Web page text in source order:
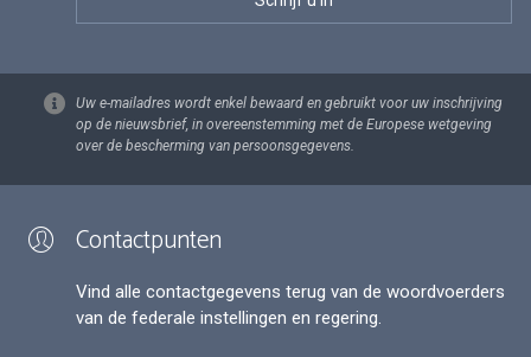
Uw e-mailadres wordt enkel bewaard en gebruikt voor uw inschrijving
op de nieuwsbrief, in overeenstemming met de Europese wetgeving
over de bescherming van persoonsgegevens.
Contactpunten
Vind alle contactgegevens terug van de woordvoerders
van de federale instellingen en regering.